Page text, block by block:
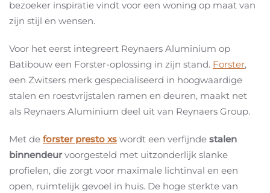
bezoeker inspiratie vindt voor een woning op maat van
zijn stijl en wensen.
Voor het eerst integreert Reynaers Aluminium op
Batibouw een Forster-oplossing in zijn stand. Forster,
een Zwitsers merk gespecialiseerd in hoogwaardige
stalen en roestvrijstalen ramen en deuren, maakt net
als Reynaers Aluminium deel uit van Reynaers Group.
Met de forster presto xs wordt een verfijnde stalen
binnendeurvoorgesteld met uitzonderlijk slanke
profielen, die zorgt voor maximale lichtinval en een
open, ruimtelijk gevoel in huis. De hoge sterkte van